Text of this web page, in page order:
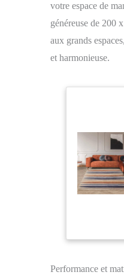
votre espace de
généreuse de 200
aux grands
et harmonieuse.
Performance et